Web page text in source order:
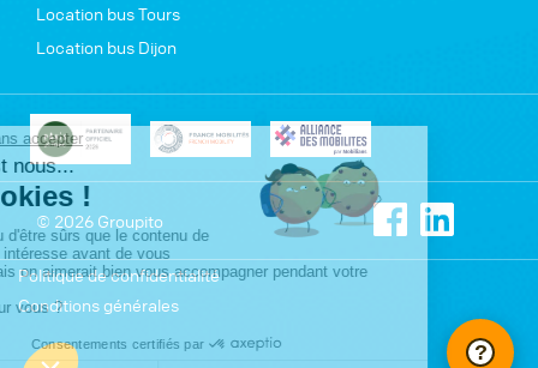
Location bus Tours
Location bus Dijon
© 2026 Groupito
Politique de confidentialité
Conditions générales
?